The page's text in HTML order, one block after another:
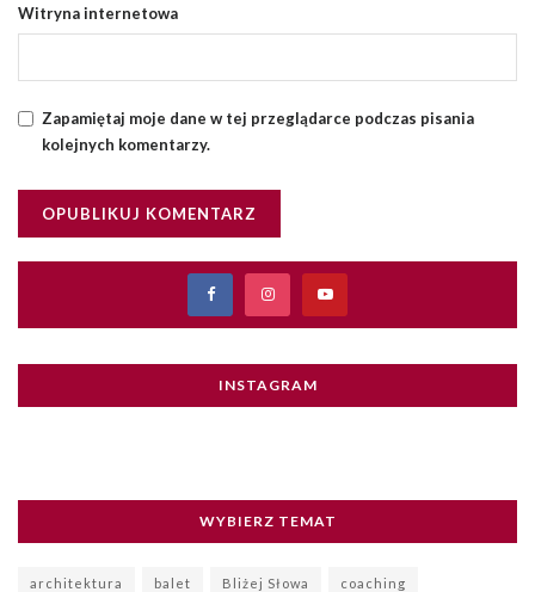
Witryna internetowa
Zapamiętaj moje dane w tej przeglądarce podczas pisania
kolejnych komentarzy.
INSTAGRAM
WYBIERZ TEMAT
architektura balet Bliżej Słowa coaching